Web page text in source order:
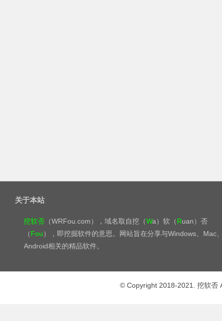
关于本站
挖软否（WRFou.com），域名取自挖（Wa）软（Ruan）否
（Fou），即挖掘软件的意思。网站旨在分享与Windows、Mac
Android相关的精品软件。
© Copyright 2018-2021. 挖软否